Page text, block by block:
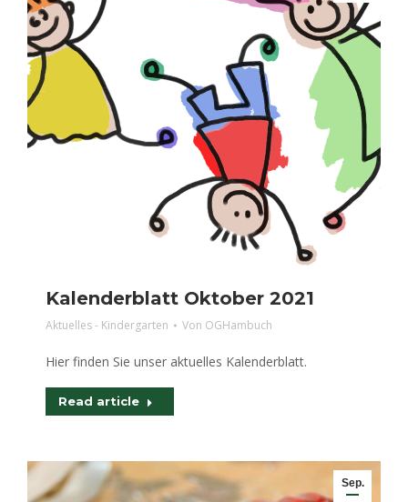
Kalenderblatt Oktober 2021
Aktuelles - Kindergarten Von OGHambuch
Hier finden Sie unser aktuelles Kalenderblatt.
Read article
Sep.